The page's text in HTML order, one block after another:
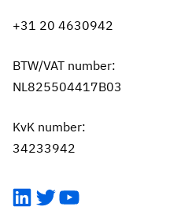
+31 20 4630942
BTW/VAT number:
NL825504417B03
KvK number:
34233942
LinkedIn
TwitterYouTube